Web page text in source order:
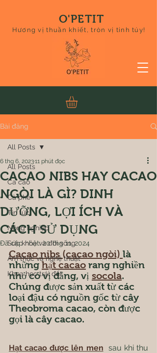
O'PETIT
Hương vị thuần khiết, tròn vị tinh túy!
Bài đăng
All Posts
Ca cao
Cà phê
Tin tức
Nông nghiệp
Sức khỏe và đời sống
Ẩm thực và nghệ thuật
Khoa học trái đất
All Posts
CACAO NIBS HAY CACAO
NGÒI LÀ GÌ? DINH
DƯỠNG, LỢI ÍCH VÀ
CÁCH SỬ DỤNG
6 thg 6, 202311 phút đọc
Đã cập nhật:20 thg 11, 2024
Cacao nibs (cacao ngòi) là
những hạt cacao rang nghiền
nhỏ có vị đắng, vị socola.
Chúng được sản xuất từ các
loại đậu có nguồn gốc từ cây
Theobroma cacao, còn được
gọi là cây cacao.
Hạt cacao được lên men
  sau khi thu